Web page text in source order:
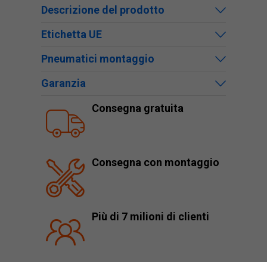
Descrizione del prodotto
Etichetta UE
Pneumatici montaggio
Garanzia
Consegna gratuita
Consegna con montaggio
Più di 7 milioni di clienti